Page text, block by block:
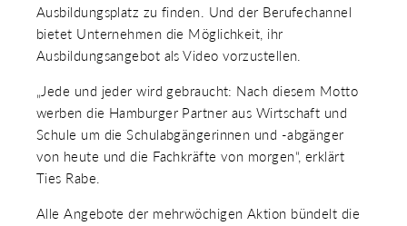
Ausbildungsplatz zu finden. Und der Berufechannel
bietet Unternehmen die Möglichkeit, ihr
Ausbildungsangebot als Video vorzustellen.
„Jede und jeder wird gebraucht: Nach diesem Motto
werben die Hamburger Partner aus Wirtschaft und
Schule um die Schulabgängerinnen und -abgänger
von heute und die Fachkräfte von morgen“, erklärt
Ties Rabe.
Alle Angebote der mehrwöchigen Aktion bündelt die